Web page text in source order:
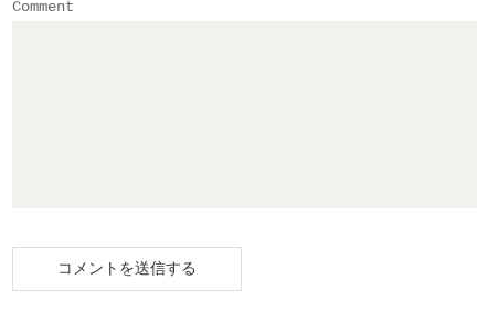
Comment